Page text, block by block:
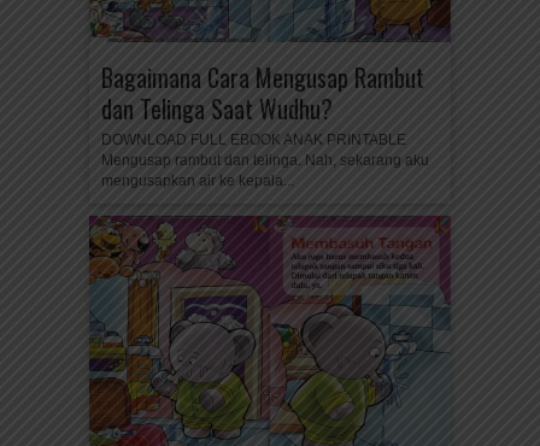
Bagaimana Cara Mengusap Rambut
dan Telinga Saat Wudhu?
DOWNLOAD FULL EBOOK ANAK PRINTABLE
Mengusap rambut dan telinga. Nah, sekarang aku
mengusapkan air ke kepala...